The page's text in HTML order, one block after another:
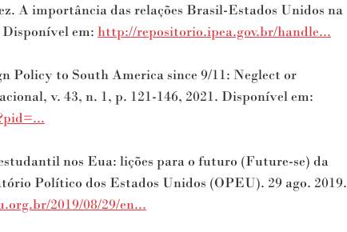
A importância das relações Brasil-Estados Unidos na
em: http://repositorio.ipea.gov.br/handle...​
Policy to South America since 9/11: Neglect or
v. 43, n. 1, p. 121-146, 2021. Disponível em:
nos Eua: lições para o futuro (Future-se) da
Político dos Estados Unidos (OPEU). 29 ago. 2019.
2019/08/29/en...​